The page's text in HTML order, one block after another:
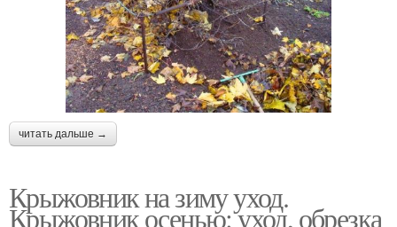
читать дальше →
Крыжовник на зиму уход.
Крыжовник осенью: уход, обрезка